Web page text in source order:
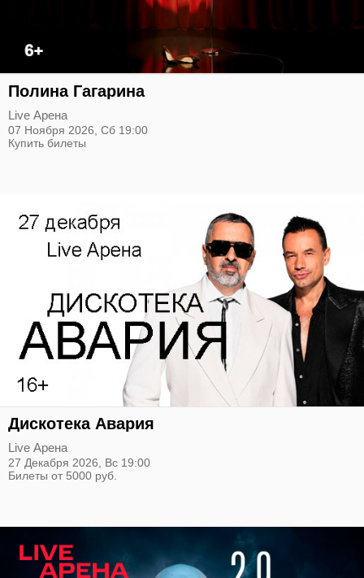
Полина Гагарина
Live Арена
07 Ноября 2026, Сб 19:00
Купить билеты
Дискотека Авария
Live Арена
27 Декабря 2026, Вс 19:00
Билеты от 5000 руб.